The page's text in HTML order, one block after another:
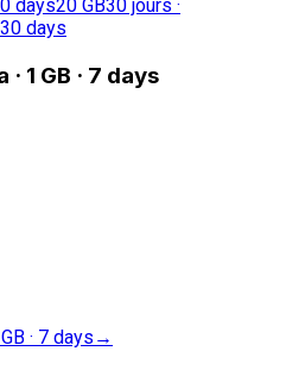
days20 GB30 jours ·
30 days
· 1 GB · 7 days
· 7 days →